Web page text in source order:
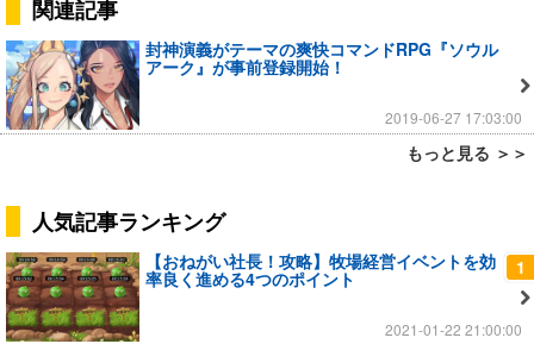
関連記事
封神演義がテーマの爽快コマンドRPG『ソウル
アーク』が事前登録開始！
2019-06-27 17:03:00
もっと見る ＞＞
人気記事ランキング
1
【おねがい社長！攻略】牧場経営イベントを効
率良く進める4つのポイント
2021-01-22 21:00:00